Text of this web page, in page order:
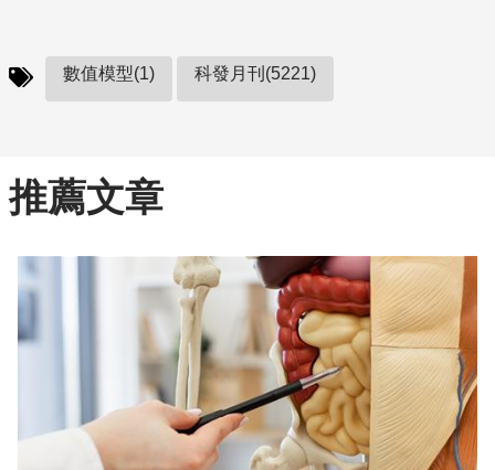
數值模型(1) 科發月刊(5221)
推薦文章